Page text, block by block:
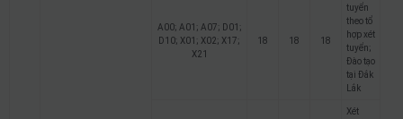
A00; A01; A07; D01;
D10; X01; X02; X17;
X21
18 18 18
tuyển
theo tổ
hợp xét
tuyển;
Đào tạo
tại Đắk
Lắk
Xét